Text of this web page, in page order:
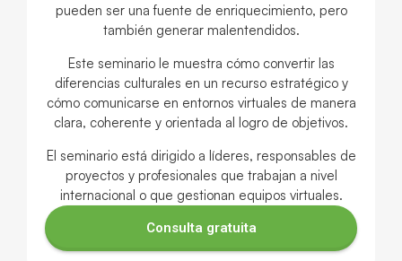
pueden ser una fuente de enriquecimiento, pero
también generar malentendidos.
Este seminario le muestra cómo convertir las
diferencias culturales en un recurso estratégico y
cómo comunicarse en entornos virtuales de manera
clara, coherente y orientada al logro de objetivos.
El seminario está dirigido a líderes, responsables de
proyectos y profesionales que trabajan a nivel
internacional o que gestionan equipos virtuales.
Consulta gratuita